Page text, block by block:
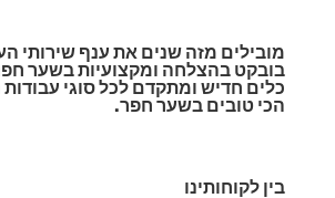
מובילים מזה שנים את ענף שירותי
בובקט בהצלחה ומקצועיות בשער
כלים חדיש ומתקדם לכל סוגי
הכי טובים בשער חפר.
בין לקוחותינו